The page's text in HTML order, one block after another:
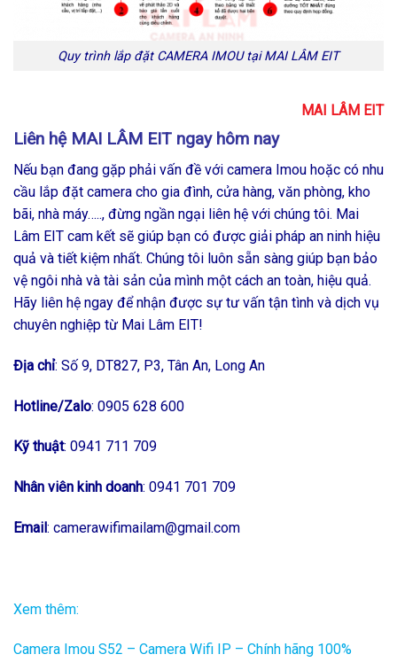
Quy trình lắp đặt CAMERA IMOU tại MAI LÂM EIT
MAI LÂM EIT
Liên hệ MAI LÂM EIT ngay hôm nay
Nếu bạn đang gặp phải vấn đề với camera Imou hoặc có nhu
cầu lắp đặt camera cho gia đình, cửa hàng, văn phòng, kho
bãi, nhà máy….., đừng ngần ngại liên hệ với chúng tôi. Mai
Lâm EIT cam kết sẽ giúp bạn có được giải pháp an ninh hiệu
quả và tiết kiệm nhất. Chúng tôi luôn sẵn sàng giúp bạn bảo
vệ ngôi nhà và tài sản của mình một cách an toàn, hiệu quả.
Hãy liên hệ ngay để nhận được sự tư vấn tận tình và dịch vụ
chuyên nghiệp từ Mai Lâm EIT!
Địa chỉ: Số 9, DT827, P3, Tân An, Long An
Hotline/Zalo: 0905 628 600
Kỹ thuật: 0941 711 709
Nhân viên kinh doanh: 0941 701 709
Email: camerawifimailam@gmail.com
Xem thêm:
Camera Imou S52 – Camera Wifi IP – Chính hãng 100%